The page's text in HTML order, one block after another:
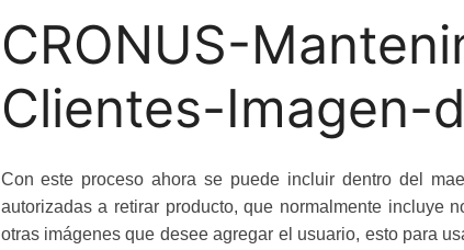
CRONUS-
Clientes-Imagen-
Con este proceso ahora se puede incluir dentro del
autorizadas a retirar producto, que normalmente incluye
otras imágenes que desee agregar el usuario, esto para